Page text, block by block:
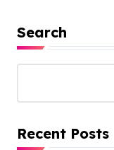
Search
Recent Posts